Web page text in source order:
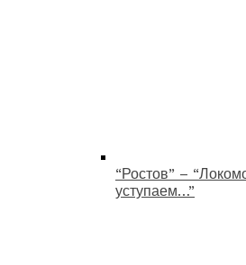
“Ростов” –
уступаем…”